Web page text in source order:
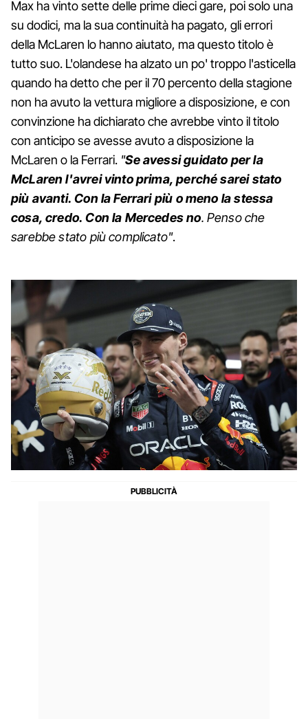
Max ha vinto sette delle prime dieci gare, poi solo una
su dodici, ma la sua continuità ha pagato, gli errori
della McLaren lo hanno aiutato, ma questo titolo è
tutto suo. L'olandese ha alzato un po' troppo l'asticella
quando ha detto che per il 70 percento della stagione
non ha avuto la vettura migliore a disposizione, e con
convinzione ha dichiarato che avrebbe vinto il titolo
con anticipo se avesse avuto a disposizione la
McLaren o la Ferrari. "Se avessi guidato per la
McLaren l'avrei vinto prima, perché sarei stato
più avanti. Con la Ferrari più o meno la stessa
cosa, credo. Con la Mercedes no. Penso che
sarebbe stato più complicato".